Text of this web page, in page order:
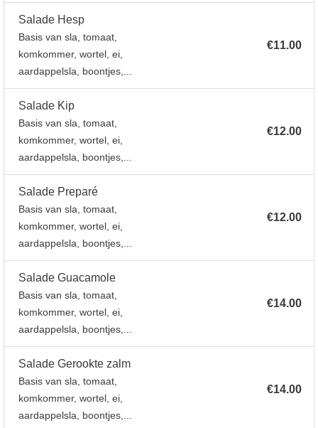
Salade Hesp
Basis van sla, tomaat,
komkommer, wortel, ei,
aardappelsla, boontjes,...
€11.00
Salade Kip
Basis van sla, tomaat,
komkommer, wortel, ei,
aardappelsla, boontjes,...
€12.00
Salade Preparé
Basis van sla, tomaat,
komkommer, wortel, ei,
aardappelsla, boontjes,...
€12.00
Salade Guacamole
Basis van sla, tomaat,
komkommer, wortel, ei,
aardappelsla, boontjes,...
€14.00
Salade Gerookte zalm
Basis van sla, tomaat,
komkommer, wortel, ei,
aardappelsla, boontjes,...
€14.00